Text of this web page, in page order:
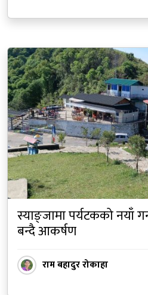
स्याङ्जामा पर्यटकको नयाँ
बन्दै आकर्षण
राम बहादुर रोकाहा